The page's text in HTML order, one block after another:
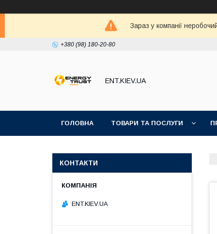
Зараз у компанії
+380 (98) 180-20-80
ENT.KIEV.UA
ГОЛОВНА ТОВАРИ ТА ПОСЛУГИ
КОНТАКТИ
ENT.KIEV.UA